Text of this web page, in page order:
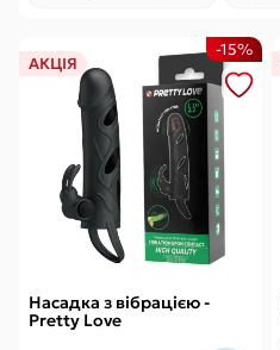
АКЦІЯ
Насадка з вібрацією -
Pretty Love
-15%